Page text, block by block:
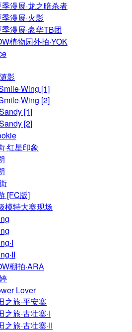
漫展·龙之暗杀者
漫展·火影
漫展·豪华TB团
植物园外拍·YOK
影
[1]
[2]
[1]
[2]
·红星印象
[FC版]
模特大赛现场
棚拍·ARA
Lover
之旅·平安寨
之旅·古壮寨·I
之旅·古壮寨·II